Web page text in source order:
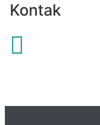
Kontak